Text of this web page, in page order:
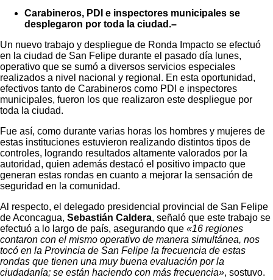
Carabineros, PDI e inspectores municipales se
desplegaron por toda la ciudad.–
Un nuevo trabajo y despliegue de Ronda Impacto se efectuó
en la ciudad de San Felipe durante el pasado día lunes,
operativo que se sumó a diversos servicios especiales
realizados a nivel nacional y regional. En esta oportunidad,
efectivos tanto de Carabineros como PDI e inspectores
municipales, fueron los que realizaron este despliegue por
toda la ciudad.
Fue así, como durante varias horas los hombres y mujeres de
estas instituciones estuvieron realizando distintos tipos de
controles, logrando resultados altamente valorados por la
autoridad, quien además destacó el positivo impacto que
generan estas rondas en cuanto a mejorar la sensación de
seguridad en la comunidad.
Al respecto, el delegado presidencial provincial de San Felipe
de Aconcagua, Sebastián Caldera, señaló que este trabajo se
efectuó a lo largo de país, asegurando que «16 regiones
contaron con el mismo operativo de manera simultánea, nos
tocó en la Provincia de San Felipe la frecuencia de estas
rondas que tienen una muy buena evaluación por la
ciudadanía; se están haciendo con más frecuencia», sostuvo.